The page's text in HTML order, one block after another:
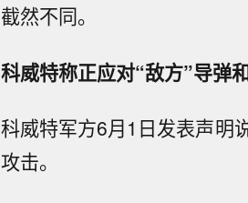
截然不同。
科威特称正应对“敌方”导弹
科威特军方6月1日发表声明
攻击。